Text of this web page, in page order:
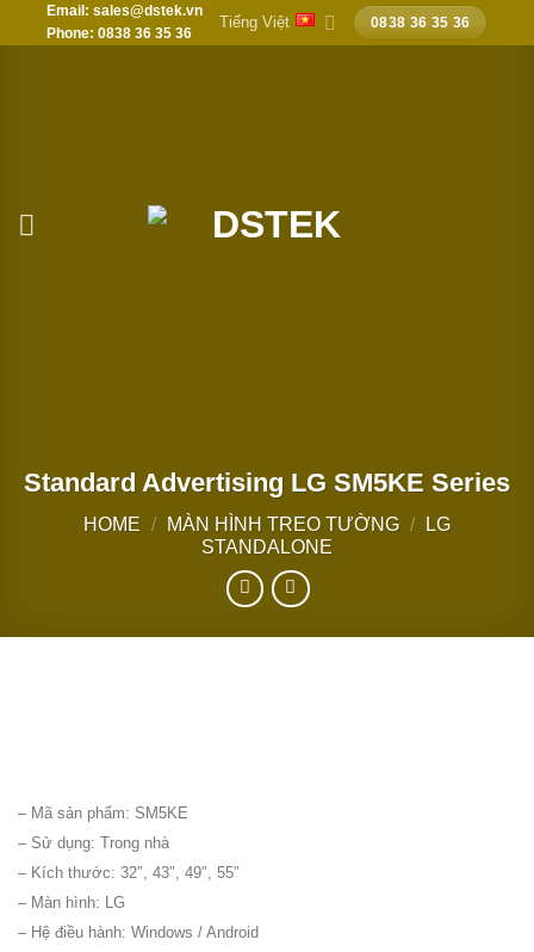
Chuyển
đến
Email: sales@dstek.vn
Phone: 0838 36 35 36
Tiếng Việt 0838 36 35 36
Standard Advertising LG SM5KE Series
HOME / MÀN HÌNH TREO TƯỜNG /
LG
STANDALONE
– Mã sản phẩm: SM5KE
– Sử dụng: Trong nhà
– Kích thước: 32″, 43″, 49″, 55″
– Màn hình: LG
– Hệ điều hành: Windows / Android